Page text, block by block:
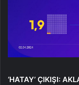
‘HATAY’ ÇIKIŞI: